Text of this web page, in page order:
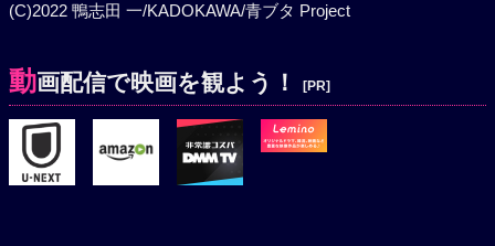
(C)2022 鴨志田 一/KADOKAWA/青ブタ Project
動画配信で映画を観よう！ [PR]